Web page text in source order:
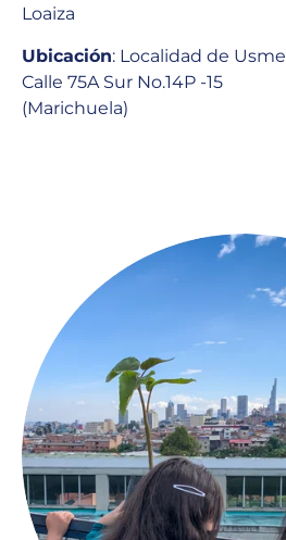
Loaiza
Ubicación: Localidad de Usme
Calle 75A Sur No.14P -15
(Marichuela)